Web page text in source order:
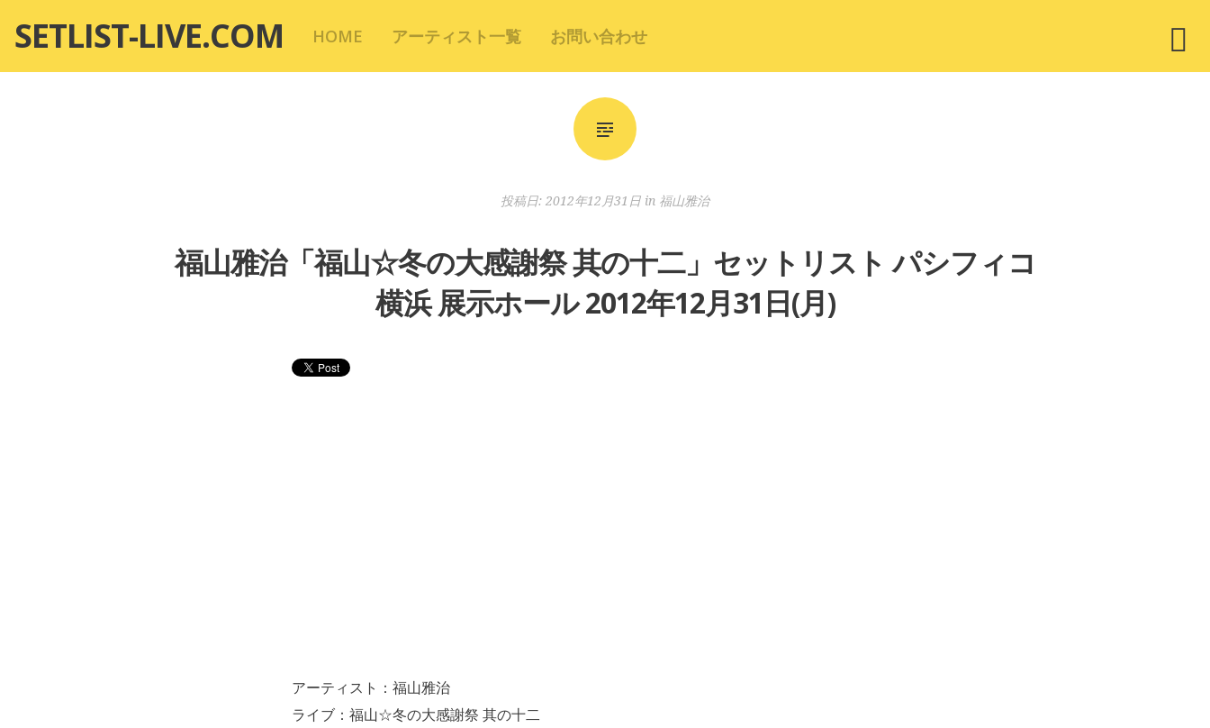
テ
SETLIST-LIVE.COM HOME アーティスト一覧 お問い合わせ
投稿日: 2012年12月31日 in 福山雅治
福山雅治「福山☆冬の大感謝祭 其の十二」セットリスト パシフィコ
横浜 展示ホール 2012年12月31日(月)
アーティスト：福山雅治
ライブ：福山☆冬の大感謝祭 其の十二